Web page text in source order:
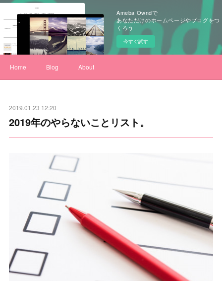
Ameba Owndで
あなただけのホームページやブログをつ
くろう
今すぐ試す
Home Blog About
2019.01.23 12:20
2019年のやらないことリスト。